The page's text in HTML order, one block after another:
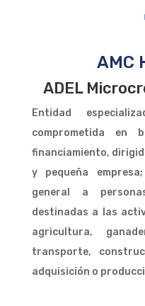
AMC
ADEL
Entidad
comprometida en
financiamiento,
y pequeña
general a
destinadas a las
agricultura,
transporte,
adquisición o